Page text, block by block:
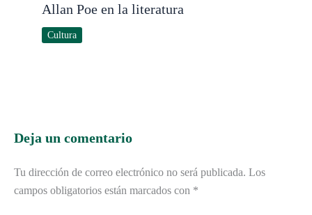
Allan Poe en la literatura
Cultura
Deja un comentario
Tu dirección de correo electrónico no será publicada. Los
campos obligatorios están marcados con *